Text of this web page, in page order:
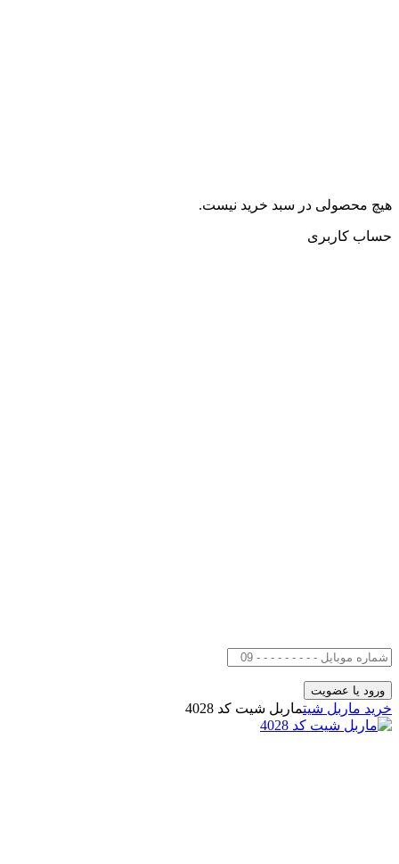
هیچ محصولی در سبد خرید نیست.
حساب کاربری
خرید ماربل شیتماربل شیت کد 4028